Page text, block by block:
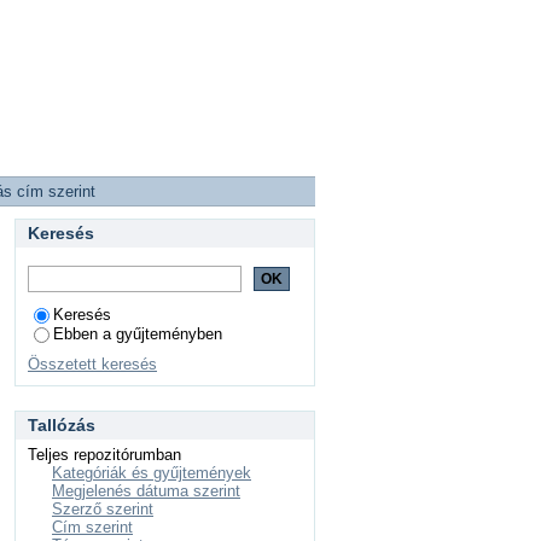
cím szerint
Keresés
Keresés
Ebben a gyűjteményben
Összetett keresés
Tallózás
Teljes repozitórumban
Kategóriák és gyűjtemények
Megjelenés dátuma szerint
Szerző szerint
Cím szerint